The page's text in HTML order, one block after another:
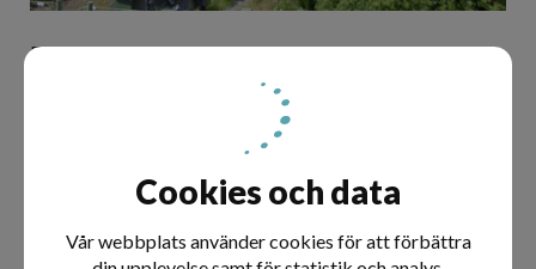
Malek Gesher
070-7777209
Dränering med isodrän metoden av fastighet.
Källarväggar isolerade med 100mm isodrän.
Cookies och data
Vår webbplats använder cookies för att förbättra